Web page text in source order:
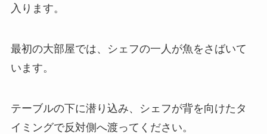
入ります。
最初の大部屋では、シェフの一人が魚をさばいて
います。
テーブルの下に潜り込み、シェフが背を向けたタ
イミングで反対側へ渡ってください。